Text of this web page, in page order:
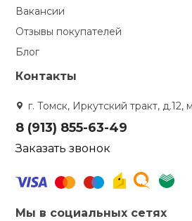
Вакансии
Отзывы покупателей
Блог
Контакты
г. Томск, Иркутский тракт, д.12,
8 (913) 855-63-49
Заказать звонок
Мы в социальных сетях